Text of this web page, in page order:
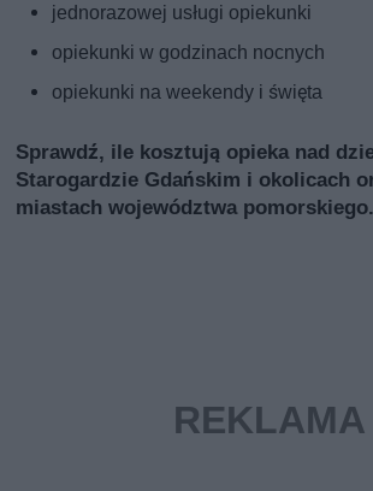
jednorazowej usługi opiekunki
opiekunki w godzinach nocnych
opiekunki na weekendy i święta
Sprawdź, ile kosztują opieka nad
Starogardzie Gdańskim i okolicach
miastach województwa pomorskiego.